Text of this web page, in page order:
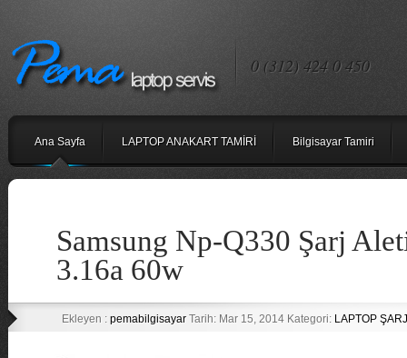
0 (312) 424 0 450
Ana Sayfa LAPTOP ANAKART TAMİRİ Bilgisayar Tamiri
Samsung Np-Q330 Şarj
3.16a 60w
Ekleyen : pemabilgisayarTarih: Mar 15, 2014 Kategori: LAPTOP